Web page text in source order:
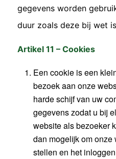
gegevens worden
duur zoals deze bij wet
Artikel 11 – Cookies
Een cookie is een
bezoek aan onze
harde schijf van uw
gegevens zodat u bij
website als bezoeker
dan mogelijk om
stellen en het